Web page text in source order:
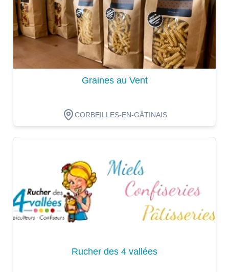
Graines au Vent
CORBEILLES-EN-GÂTINAIS
Rucher des 4 vallées